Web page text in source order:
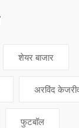
शेयर बाजार
अरविंद
फुटबॉल